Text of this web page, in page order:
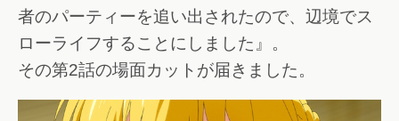
者のパーティーを追い出されたので、辺境でス
ローライフすることにしました』。
その第2話の場面カットが届きました。